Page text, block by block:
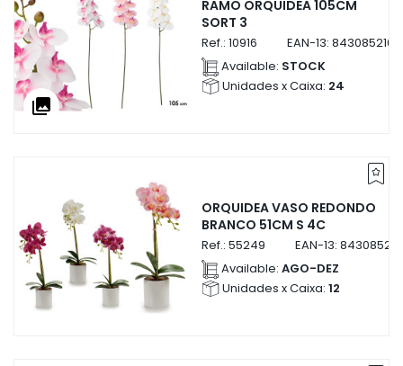
collections
RAMO ORQUIDEA 105CM
SORT 3
Ref.: 10916 EAN-13:
Available: STOCK
Unidades x Caixa: 24
ORQUIDEA VASO REDONDO
BRANCO 51CM S 4C
Ref.: 55249 EAN-13:
Available: AGO-DEZ
Unidades x Caixa: 12